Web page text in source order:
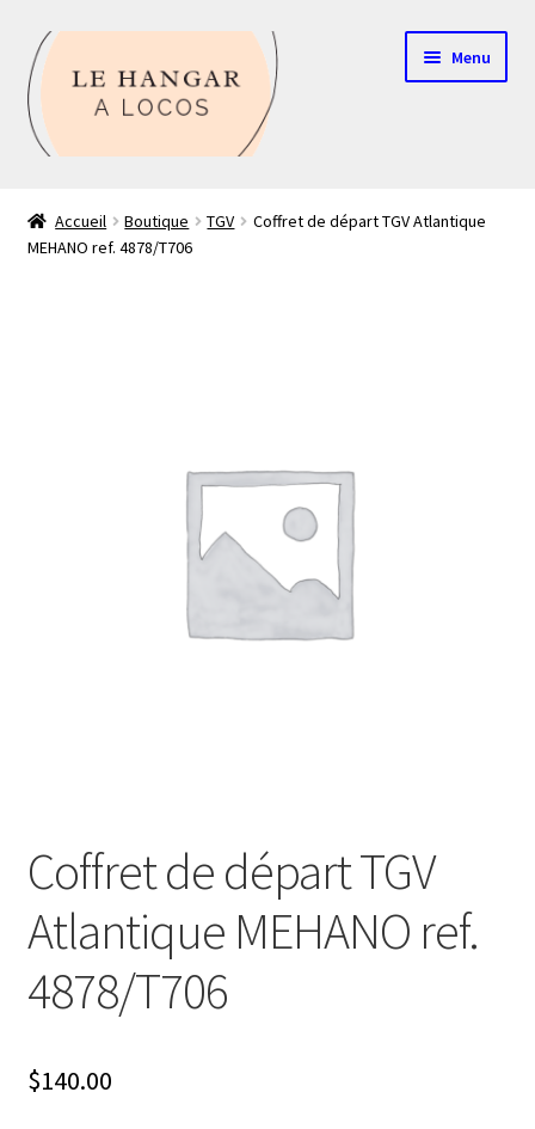
Aller
à
la
navigation
Aller
au
contenu
Menu
Boutique
Accueil Boutique TGV
Coffret de départ TGV Atlantique
MEHANO ref. 4878/T706
Coffret de départ TGV
Atlantique MEHANO ref.
4878/T706
$140.00